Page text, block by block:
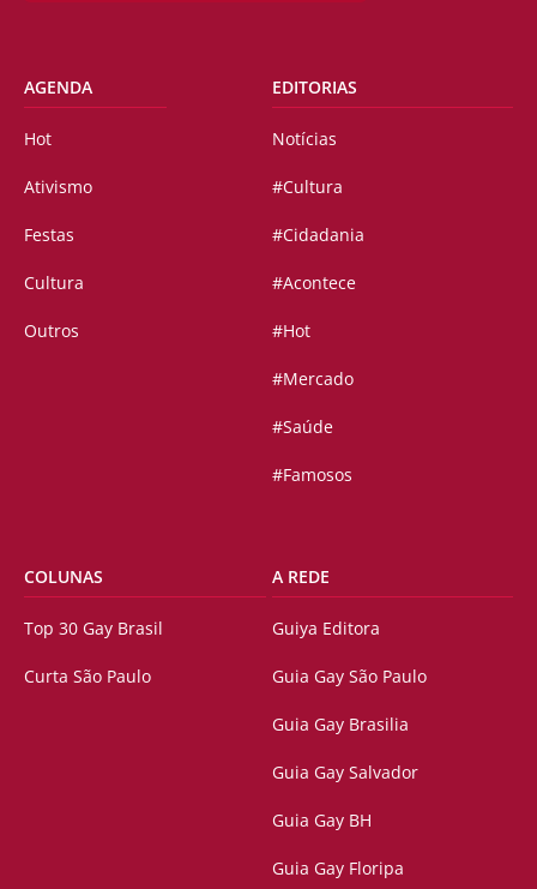
AGENDA
Hot
Ativismo
Festas
Cultura
Outros
EDITORIAS
Notícias
#Cultura
#Cidadania
#Acontece
#Hot
#Mercado
#Saúde
#Famosos
COLUNAS
Top 30 Gay Brasil
Curta São Paulo
A REDE
Guiya Editora
Guia Gay São Paulo
Guia Gay Brasilia
Guia Gay Salvador
Guia Gay BH
Guia Gay Floripa